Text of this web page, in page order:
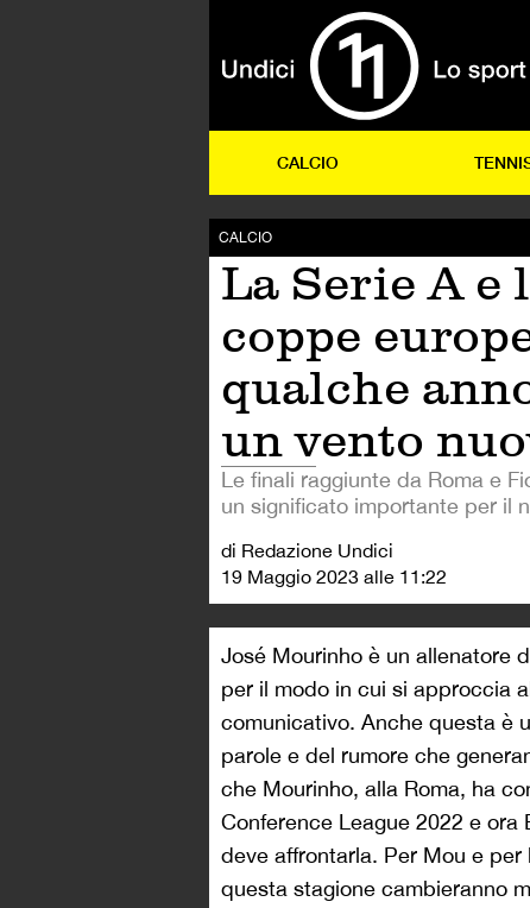
CALCIO
CALCIO
La Serie A e
coppe
qualche
un vento
Le finali raggiunte da Roma e
un significato importante per il
di Redazione Undici
19 Maggio 2023 alle 11:22
José Mourinho è un allenatore
per il modo in cui si approccia
comunicativo. Anche questa è
parole e del rumore che
che Mourinho, alla Roma, ha
Conference League 2022 e ora
deve affrontarla. Per Mou e
questa stagione cambieranno